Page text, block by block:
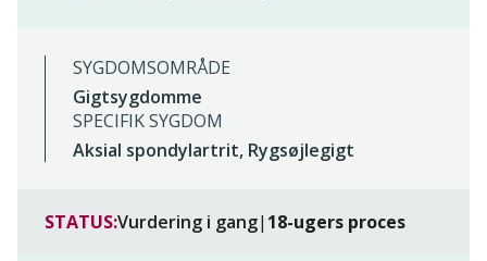
SYGDOMSOMRÅDE
Gigtsygdomme
SPECIFIK SYGDOM
Aksial spondylartrit, Rygsøjlegigt
STATUS:Vurdering i gang| 18-ugers proces